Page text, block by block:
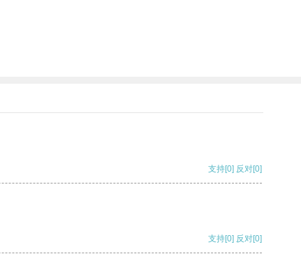
支持[0] 反对[0]
支持[0] 反对[0]